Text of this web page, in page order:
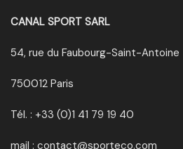
CANAL SPORT SARL
54, rue du Faubourg-Saint-Antoine
750012 Paris
Tél. : +33 (0)1 41 79 19 40
mail : contact@sporteco.com